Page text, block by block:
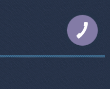
КНОПКА
ЗВ'ЯЗКУ